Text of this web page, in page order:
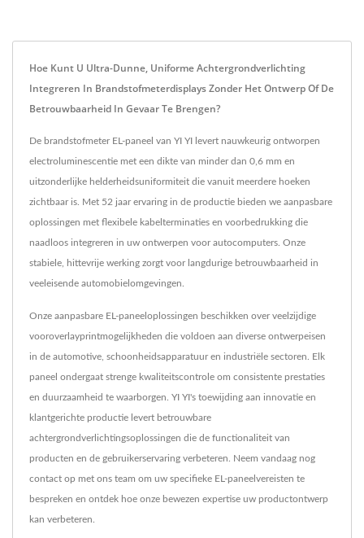
Hoe Kunt U Ultra-Dunne, Uniforme Achtergrondverlichting
Integreren In Brandstofmeterdisplays Zonder Het Ontwerp Of De
Betrouwbaarheid In Gevaar Te Brengen?
De brandstofmeter EL-paneel van YI YI levert nauwkeurig ontworpen
electroluminescentie met een dikte van minder dan 0,6 mm en
uitzonderlijke helderheidsuniformiteit die vanuit meerdere hoeken
zichtbaar is. Met 52 jaar ervaring in de productie bieden we aanpasbare
oplossingen met flexibele kabelterminaties en voorbedrukking die
naadloos integreren in uw ontwerpen voor autocomputers. Onze
stabiele, hittevrije werking zorgt voor langdurige betrouwbaarheid in
veeleisende automobielomgevingen.
Onze aanpasbare EL-paneeloplossingen beschikken over veelzijdige
vooroverlayprintmogelijkheden die voldoen aan diverse ontwerpeisen
in de automotive, schoonheidsapparatuur en industriële sectoren. Elk
paneel ondergaat strenge kwaliteitscontrole om consistente prestaties
en duurzaamheid te waarborgen. YI YI's toewijding aan innovatie en
klantgerichte productie levert betrouwbare
achtergrondverlichtingsoplossingen die de functionaliteit van
producten en de gebruikerservaring verbeteren. Neem vandaag nog
contact op met ons team om uw specifieke EL-paneelvereisten te
bespreken en ontdek hoe onze bewezen expertise uw productontwerp
kan verbeteren.